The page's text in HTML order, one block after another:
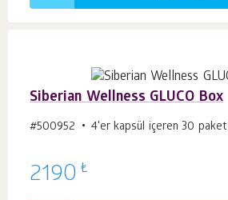
Siberian Wellness GLUCO Box
#500952 4'er kapsül içeren 30 paket
2190 ₺